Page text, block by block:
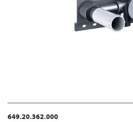
649.20.362.000